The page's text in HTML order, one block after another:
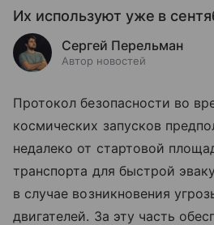
Их используют уже в
Сергей Перельман
Автор новостей
Протокол безопасности во
космических запусков
недалеко от стартовой
транспорта для быстрой
в случае возникновения
двигателей. За эту часть